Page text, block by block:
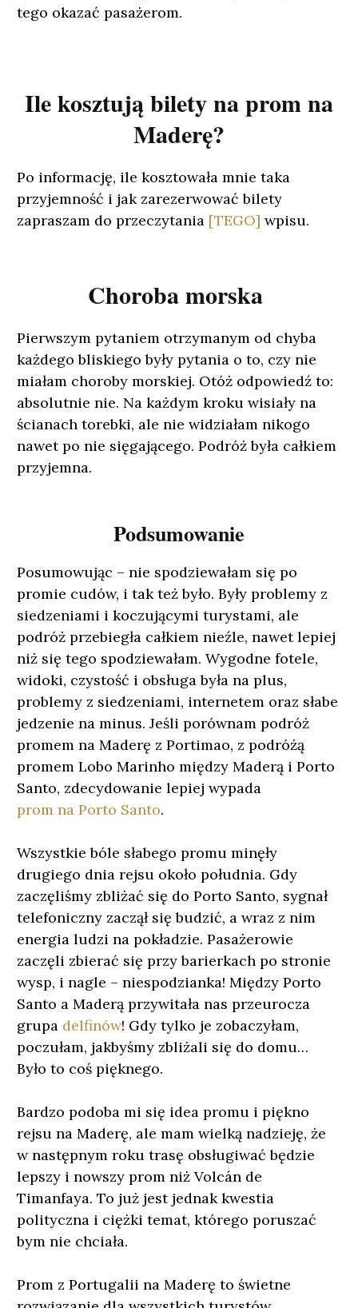
tego okazać pasażerom.
Ile kosztują bilety na prom na
Maderę?
Po informację, ile kosztowała mnie taka
przyjemność i jak zarezerwować bilety
zapraszam do przeczytania [TEGO] wpisu.
Choroba morska
Pierwszym pytaniem otrzymanym od chyba
każdego bliskiego były pytania o to, czy nie
miałam choroby morskiej. Otóż odpowiedź to:
absolutnie nie. Na każdym kroku wisiały na
ścianach torebki, ale nie widziałam nikogo
nawet po nie sięgającego. Podróż była całkiem
przyjemna.
Podsumowanie
Posumowując – nie spodziewałam się po
promie cudów, i tak też było. Były problemy z
siedzeniami i koczującymi turystami, ale
podróż przebiegła całkiem nieźle, nawet lepiej
niż się tego spodziewałam. Wygodne fotele,
widoki, czystość i obsługa była na plus,
problemy z siedzeniami, internetem oraz słabe
jedzenie na minus. Jeśli porównam podróż
promem na Maderę z Portimao, z podróżą
promem Lobo Marinho między Maderą i Porto
Santo, zdecydowanie lepiej wypada
prom na Porto Santo.
Wszystkie bóle słabego promu minęły
drugiego dnia rejsu około południa. Gdy
zaczęliśmy zbliżać się do Porto Santo, sygnał
telefoniczny zaczął się budzić, a wraz z nim
energia ludzi na pokładzie. Pasażerowie
zaczęli zbierać się przy barierkach po stronie
wysp, i nagle – niespodzianka! Między Porto
Santo a Maderą przywitała nas przeurocza
grupa delfinów! Gdy tylko je zobaczyłam,
poczułam, jakbyśmy zbliżali się do domu…
Było to coś pięknego.
Bardzo podoba mi się idea promu i piękno
rejsu na Maderę, ale mam wielką nadzieję, że
w następnym roku trasę obsługiwać będzie
lepszy i nowszy prom niż Volcán de
Timanfaya. To już jest jednak kwestia
polityczna i ciężki temat, którego poruszać
bym nie chciała.
Prom z Portugalii na Maderę to świetne